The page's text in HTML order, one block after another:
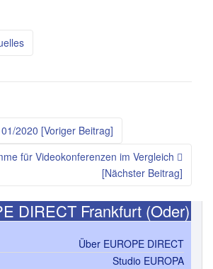
2020 [Voriger Beitrag]
für Videokonferenzen im Vergleich
[Nächster Beitrag]
DIRECT Frankfurt (Oder)
Über EUROPE DIRECT
Studio EUROPA